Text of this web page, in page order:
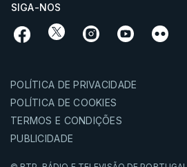
SIGA-NOS
POLÍTICA DE PRIVACIDADE
POLÍTICA DE COOKIES
TERMOS E CONDIÇÕES
PUBLICIDADE